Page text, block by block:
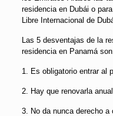
residencia en Dubái o
Libre Internacional de
Las 5 desventajas de la
residencia en Panamá
1. Es obligatorio entrar al
2. Hay que renovarla
3. No da nunca derecho a